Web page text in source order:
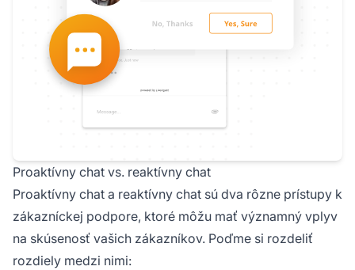
Proaktívny chat vs. reaktívny chat
Proaktívny chat a reaktívny chat sú dva rôzne prístupy k
zákazníckej podpore, ktoré môžu mať významný vplyv
na skúsenosť vašich zákazníkov. Poďme si rozdeliť
rozdiely medzi nimi: